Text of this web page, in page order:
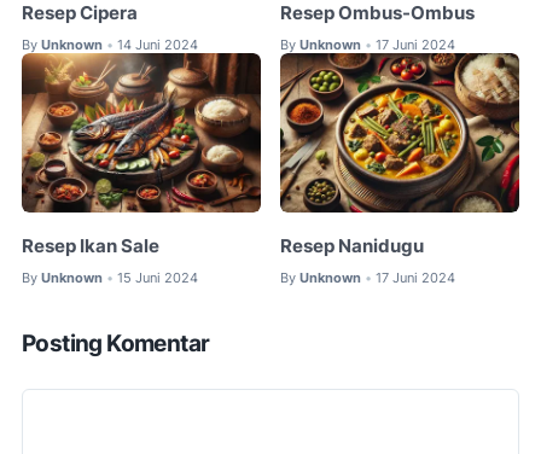
Resep Cipera
By Unknown • 14 Juni 2024
Resep Ombus-Ombus
By Unknown • 17 Juni 2024
Resep Ikan Sale
By Unknown • 15 Juni 2024
Resep Nanidugu
By Unknown • 17 Juni 2024
Posting Komentar